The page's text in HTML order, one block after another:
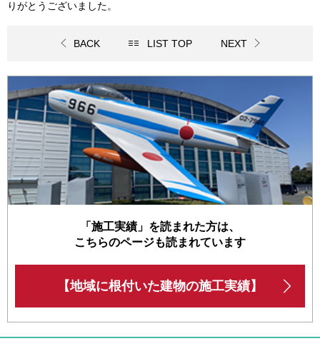
りがとうございました。
BACK LIST TOP NEXT
「施工実績」を読まれた方は、
こちらのページも読まれています
【地域に根付いた建物の施工実績】